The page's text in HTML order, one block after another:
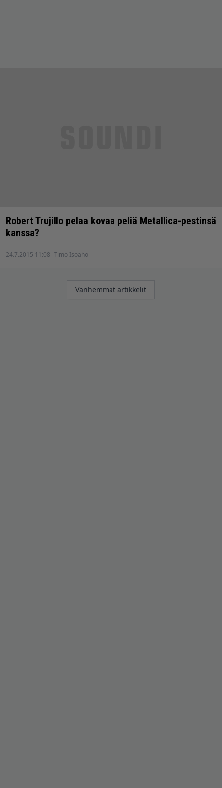
Robert Trujillo pelaa kovaa peliä Metallica-pestinsä
kanssa?
24.7.2015 11:08 Timo Isoaho
Artikkelien
Vanhemmat artikkelit